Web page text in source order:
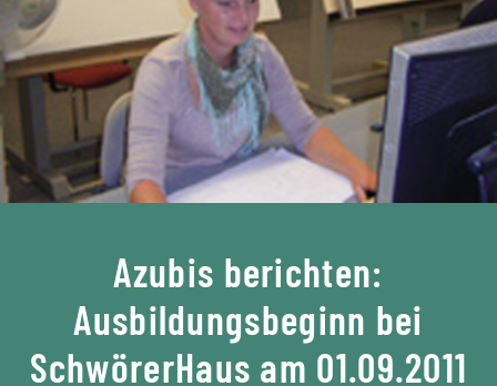
Azubis berichten:
Ausbildungsbeginn bei
SchwörerHaus am 01.09.2011